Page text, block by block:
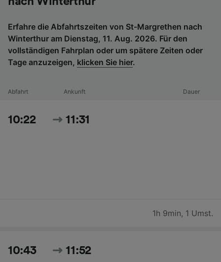
Erfahre die Abfahrtszeiten von St-Margrethen nach
Winterthur am Dienstag, 11. Aug. 2026. Für den
vollständigen Fahrplan oder um spätere Zeiten oder
Tage anzuzeigen, klicken Sie hier.
Abfahrt Ankunft Dauer
10:22 11:31
1h 9min, 1 Umst.
10:43 11:52